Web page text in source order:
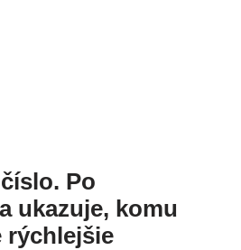
Po
ukazuje, komu
rýchlejšie